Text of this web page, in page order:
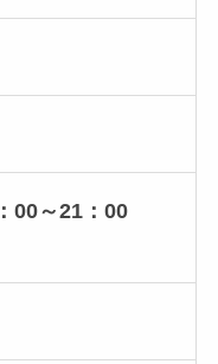
00～21：00